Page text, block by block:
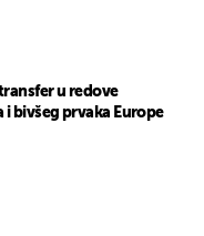
u redove
bivšeg prvaka Europe